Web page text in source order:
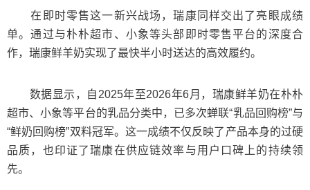
在即时零售这一新兴战场，瑞康同样交出了亮眼成绩
单。通过与朴朴超市、小象等头部即时零售平台的深度合
作，瑞康鲜羊奶实现了最快半小时送达的高效履约。
数据显示，自2025年至2026年6月，瑞康鲜羊奶在朴朴
超市、小象等平台的乳品分类中，已多次蝉联“乳品回购榜”与
“鲜奶回购榜”双料冠军。这一成绩不仅反映了产品本身的过硬
品质，也印证了瑞康在供应链效率与用户口碑上的持续领
先。